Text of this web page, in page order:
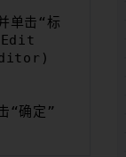
单击“标
“确定”